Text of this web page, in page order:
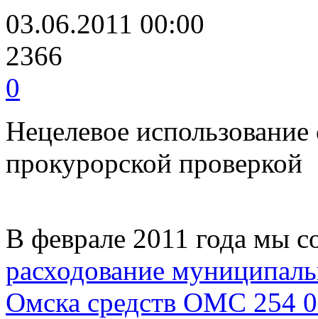
03.06.2011 00:00
2366
0
Нецелевое
прокурорской проверкой
В феврале 2011 года мы
расходование
Омска средств ОМС 254